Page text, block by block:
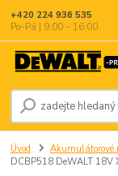
+420 224 936 535
Po–Pá | 9:00 – 16:00
Úvod Akumulátorové
DCBP518 DeWALT